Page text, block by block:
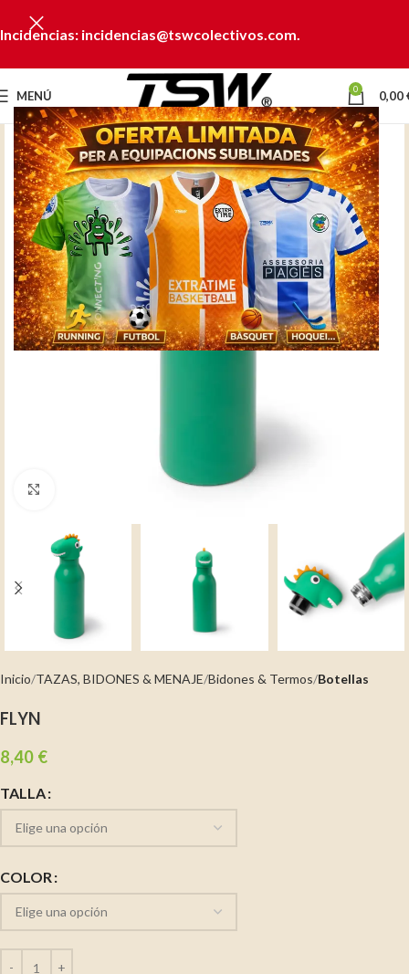
Incidencias: incidencias@tswcolectivos.com.
MENÚ 0 0,00
Inicio TAZAS, BIDONES & MENAJE Bidones & Termos Botellas
FLYN
8,40 €
TALLA
COLOR